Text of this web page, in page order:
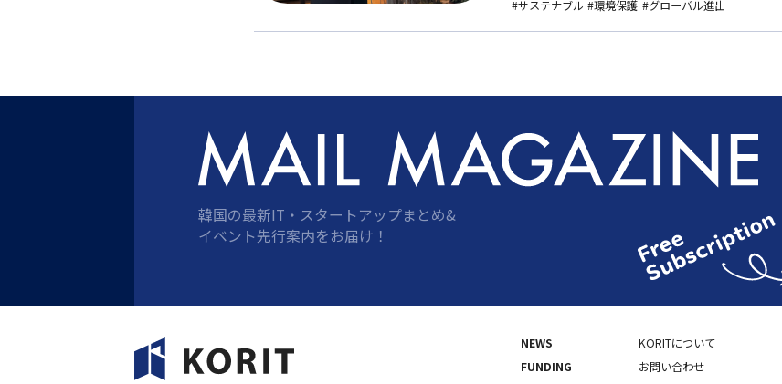
#サステナブル #環境保護 #グローバル進出
韓国の最新IT・スタートアップまとめ&
イベント先行案内をお届け！
NEWS
FUNDING
KORITについて
お問い合わせ